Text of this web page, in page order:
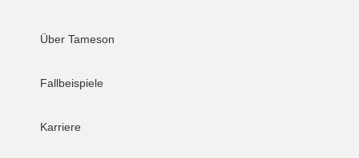
Über Tameson
Fallbeispiele
Karriere